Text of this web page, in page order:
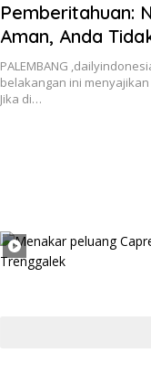
Pemberitahuan:
Aman, Anda
Lagi
PALEMBANG
belakangan ini
Jika di…